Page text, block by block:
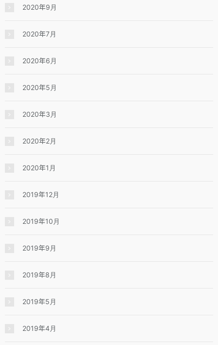
2020年9月
2020年7月
2020年6月
2020年5月
2020年3月
2020年2月
2020年1月
2019年12月
2019年10月
2019年9月
2019年8月
2019年5月
2019年4月